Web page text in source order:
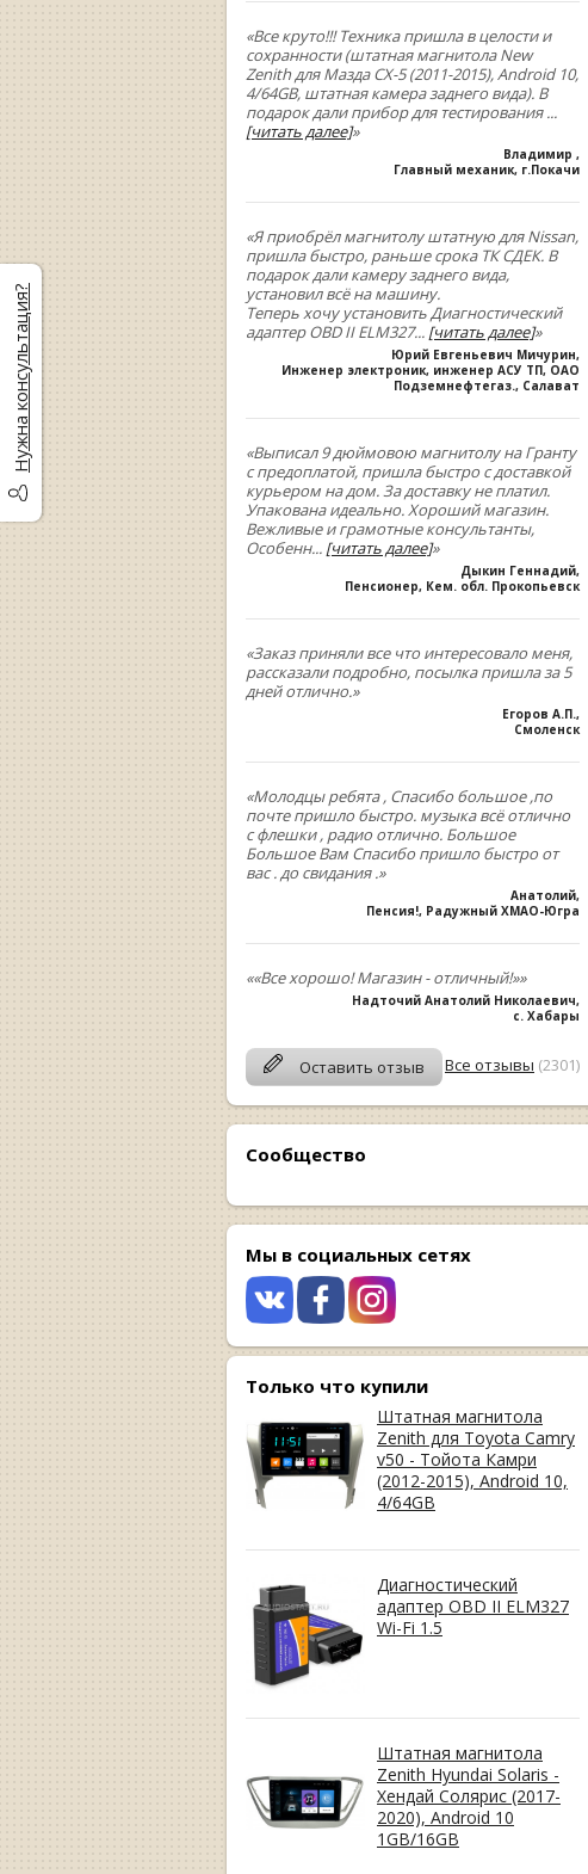
«Все круто!!! Техника пришла в целости и
сохранности (штатная магнитола New
Zenith для Мазда СХ-5 (2011-2015), Android 10,
4/64GB, штатная камера заднего вида). В
подарок дали прибор для тестирования...
[читать далее]»
Владимир ,
Главный механик, г.Покачи
«Я приобрёл магнитолу штатную для Nissan,
пришла быстро, раньше срока ТК СДЕК. В
подарок дали камеру заднего вида,
установил всё на машину.
Теперь хочу установить Диагностический
адаптер OBD II ELM327... [читать далее]»
Юрий Евгеньевич Мичурин,
Инженер электроник, инженер АСУ ТП, ОАО
Подземнефтегаз., Салават
«Выписал 9 дюймовою магнитолу на Гранту
с предоплатой, пришла быстро с доставкой
курьером на дом. За доставку не платил.
Упакована идеально. Хороший магазин.
Вежливые и грамотные консультанты,
Особенн... [читать далее]»
Дыкин Геннадий,
Пенсионер, Кем. обл. Прокопьевск
«Заказ приняли все что интересовало меня,
рассказали подробно, посылка пришла за 5
дней отлично.»
Егоров А.П.,
Смоленск
«Молодцы ребята , Спасибо большое ,по
почте пришло быстро. музыка всё отлично
с флешки , радио отлично. Большое
Большое Вам Спасибо пришло быстро от
вас . до свидания .»
Анатолий,
Пенсия!, Радужный ХМАО-Югра
««Все хорошо! Магазин - отличный!»»
Надточий Анатолий Николаевич,
с. Хабары
Оставить отзыв Все отзывы (2301)
Сообщество
Мы в социальных сетях
Только что купили
Штатная магнитола
Zenith для Toyota Camry
v50 - Тойота Камри
(2012-2015), Android 10,
4/64GB
Диагностический
адаптер OBD II ELM327
Wi-Fi 1.5
Штатная магнитола
Zenith Hyundai Solaris -
Хендай Солярис (2017-
2020), Android 10
1GB/16GB
Нужна консультация?